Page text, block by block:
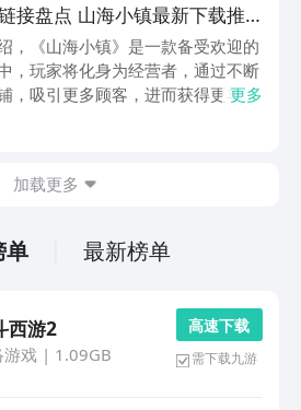
接盘点 山海小镇最新下载推
，‌《山海小镇》是一款备受欢迎的
，玩家将化身为经营者，通过不断
，吸引更多顾客，进而获得更丰厚
，操作既有趣又简单，适合各年龄
更多
加载更多
单 最新榜单
西游2
游戏| 1.09GB
高 速 下 载
需下载九游